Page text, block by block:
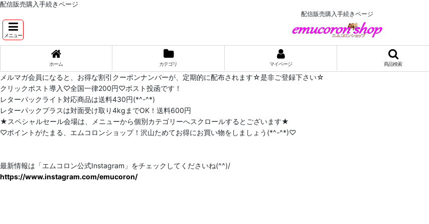
配信販売購入手続きページ
配信販売購入手続きページ
メニュー
ホーム カテゴリ マイページ 商品検索
メルマガ会員になると、お得な割引クーポンナンバーが、定期的に配布されます☆是非ご登録下さい☆
クリックポスト導入♡全国一律200円♡ポスト投函です！
レターパックライト対応商品は送料430円(*^-^*)
レターパックプラスは対面受け取り4kgまでOK！送料600円
★スペシャルセール会場は、メニューから個別カテゴリーへスクロールするとございます★
♡ポイントがたまる、エムコロンショップ！沢山ためてお得にお買い物をしましょう(*^-^*)♡
最新情報は「エムコロン公式Instagram」をチェックしてくださいね(^^)/
https://www.instagram.com/emucoron/